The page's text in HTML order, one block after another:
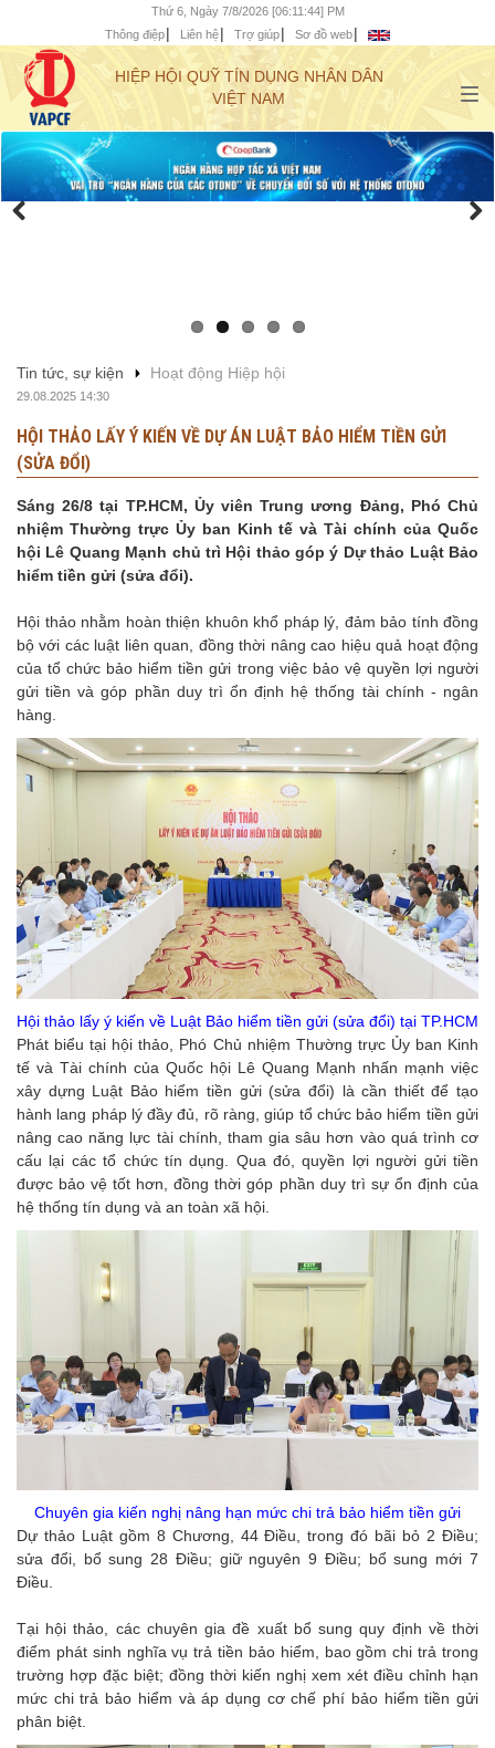
Thứ 6, Ngày 7/8/2026 [06:11:46] PM
Thông điệp
Liên hệ Trợ giúp Sơ đồ web
HIỆP HỘI QUỸ TÍN DỤNG NHÂN DÂN
VIỆT NAM
Tin tức, sự kiện Hoạt động Hiệp hội
29.08.2025 14:30
HỘI THẢO LẤY Ý KIẾN VỀ DỰ ÁN LUẬT BẢO HIỂM TIỀN GỬI
(SỬA ĐỔI)
Sáng 26/8 tại TP.HCM, Ủy viên Trung ương Đảng, Phó Chủ
nhiệm Thường trực Ủy ban Kinh tế và Tài chính của Quốc
hội Lê Quang Mạnh chủ trì Hội thảo góp ý Dự thảo Luật Bảo
hiểm tiền gửi (sửa đổi).
Hội thảo nhằm hoàn thiện khuôn khổ pháp lý, đảm bảo tính đồng
bộ với các luật liên quan, đồng thời nâng cao hiệu quả hoạt động
của tổ chức bảo hiểm tiền gửi trong việc bảo vệ quyền lợi người
gửi tiền và góp phần duy trì ổn định hệ thống tài chính - ngân
hàng.
Hội thảo lấy ý kiến về Luật Bảo hiểm tiền gửi (sửa đổi) tại TP.HCM
Phát biểu tại hội thảo, Phó Chủ nhiệm Thường trực Ủy ban Kinh
tế và Tài chính của Quốc hội Lê Quang Mạnh nhấn mạnh việc
xây dựng Luật Bảo hiểm tiền gửi (sửa đổi) là cần thiết để tạo
hành lang pháp lý đầy đủ, rõ ràng, giúp tổ chức bảo hiểm tiền gửi
nâng cao năng lực tài chính, tham gia sâu hơn vào quá trình cơ
cấu lại các tổ chức tín dụng. Qua đó, quyền lợi người gửi tiền
được bảo vệ tốt hơn, đồng thời góp phần duy trì sự ổn định của
hệ thống tín dụng và an toàn xã hội.
Chuyên gia kiến nghị nâng hạn mức chi trả bảo hiểm tiền gửi
Dự thảo Luật gồm 8 Chương, 44 Điều, trong đó bãi bỏ 2 Điều;
sửa đổi, bổ sung 28 Điều; giữ nguyên 9 Điều; bổ sung mới 7
Điều.
Tại hội thảo, các chuyên gia đề xuất bổ sung quy định về thời
điểm phát sinh nghĩa vụ trả tiền bảo hiểm, bao gồm chi trả trong
trường hợp đặc biệt; đồng thời kiến nghị xem xét điều chỉnh hạn
mức chi trả bảo hiểm và áp dụng cơ chế phí bảo hiểm tiền gửi
phân biệt.